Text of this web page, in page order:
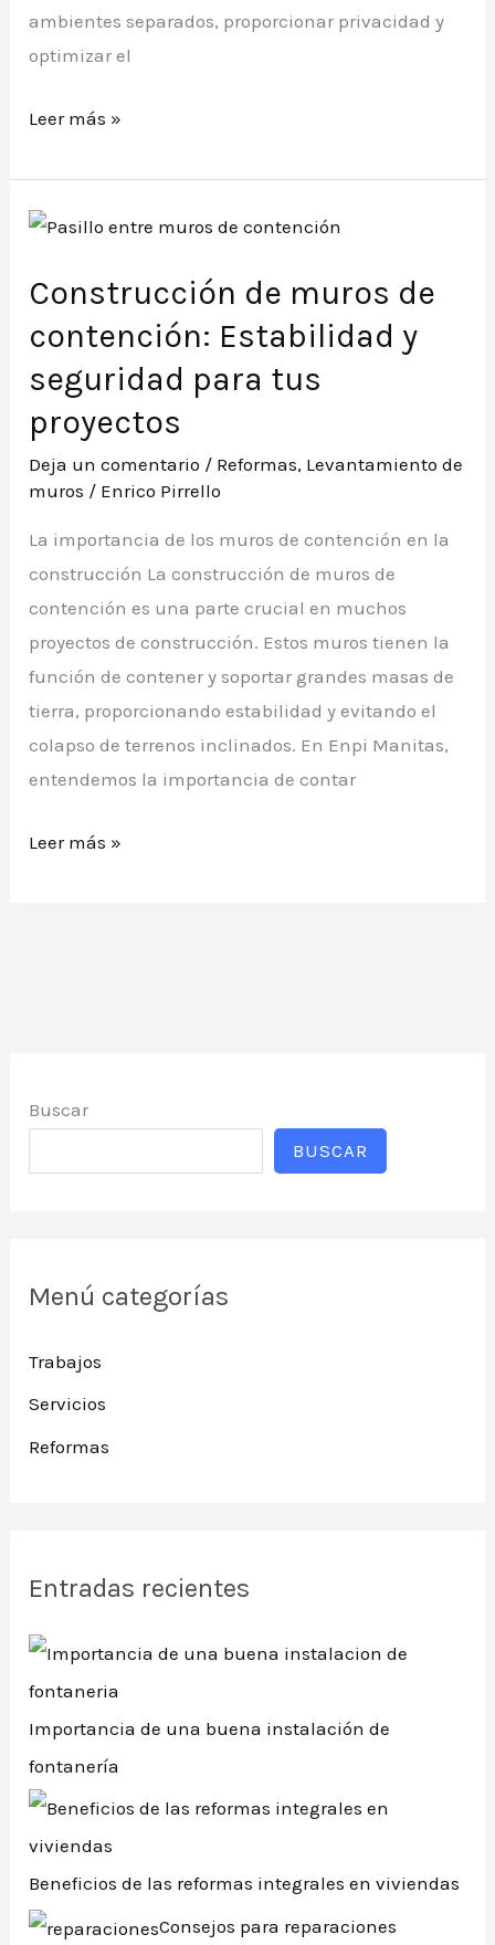
ambientes separados, proporcionar privacidad y
optimizar el
Instalación
muros
divisorios:
funcional
en
tu
espacio
Leer más »
Construcción de muros de
contención: Estabilidad y
seguridad para tus
proyectos
Deja un comentario / Reformas, Levantamiento de
muros / Enrico Pirrello
La importancia de los muros de contención en la
construcción La construcción de muros de
contención es una parte crucial en muchos
proyectos de construcción. Estos muros tienen la
función de contener y soportar grandes masas de
tierra, proporcionando estabilidad y evitando el
colapso de terrenos inclinados. En Enpi Manitas,
entendemos la importancia de contar
Construcción
para
Leer más »
Buscar
BUSCAR
Menú categorías
Trabajos
Servicios
Reformas
Entradas recientes
Importancia de una buena instalación de
fontanería
Beneficios de las reformas integrales en viviendas
Consejos para reparaciones